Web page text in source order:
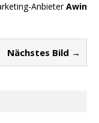
AnbieterAwin
Nächstes Bild →